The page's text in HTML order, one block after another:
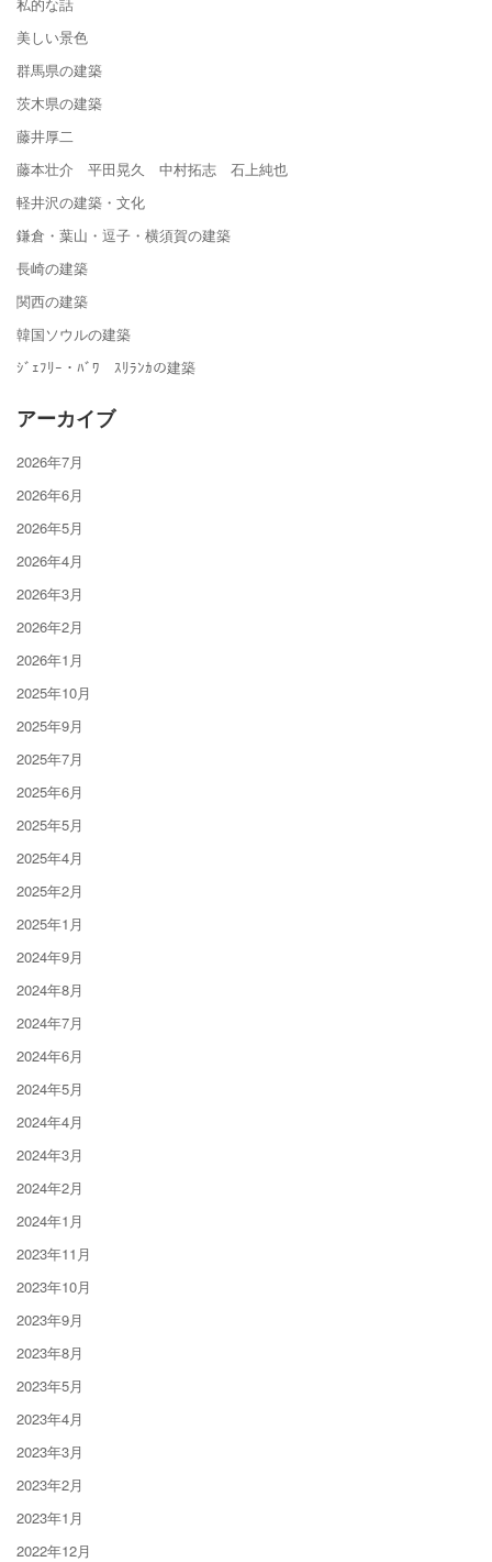
美しい景色
群馬県の建築
茨木県の建築
藤井厚二
藤本壮介 平田晃久 中村拓志 石上純也
軽井沢の建築・文化
鎌倉・葉山・逗子・横須賀の建築
長崎の建築
関西の建築
韓国ソウルの建築
ｼﾞｪﾌﾘｰ・ﾊﾞﾜ ｽﾘﾗﾝｶの建築
アーカイブ
2026年7月
2026年6月
2026年5月
2026年4月
2026年3月
2026年2月
2026年1月
2025年10月
2025年9月
2025年7月
2025年6月
2025年5月
2025年4月
2025年2月
2025年1月
2024年9月
2024年8月
2024年7月
2024年6月
2024年5月
2024年4月
2024年3月
2024年2月
2024年1月
2023年11月
2023年10月
2023年9月
2023年8月
2023年5月
2023年4月
2023年3月
2023年2月
2023年1月
2022年12月